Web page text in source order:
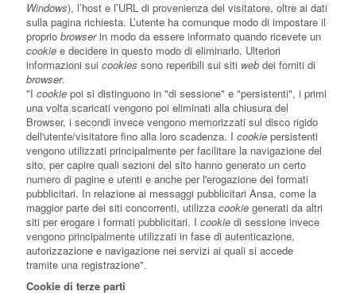
Windows), l’host e l’URL di provenienza del visitatore, oltre ai dati
sulla pagina richiesta. L’utente ha comunque modo di impostare il
proprio browserin modo da essere informato quando ricevete un
cookie e decidere in questo modo di eliminarlo. Ulteriori
informazioni sui cookies sono reperibili sui siti web dei forniti di
browser.
"I cookie poi si distinguono in "di sessione" e "persistenti", i primi
una volta scaricati vengono poi eliminati alla chiusura del
Browser, i secondi invece vengono memorizzati sul disco rigido
dell'utente/visitatore fino alla loro scadenza. I cookie persistenti
vengono utilizzati principalmente per facilitare la navigazione del
sito, per capire quali sezioni del sito hanno generato un certo
numero di pagine e utenti e anche per l'erogazione dei formati
pubblicitari. In relazione ai messaggi pubblicitari Ansa, come la
maggior parte dei siti concorrenti, utilizza cookie generati da altri
siti per erogare i formati pubblicitari. I cookie di sessione invece
vengono principalmente utilizzati in fase di autenticazione,
autorizzazione e navigazione nei servizi ai quali si accede
tramite una registrazione".
Cookie di terze parti